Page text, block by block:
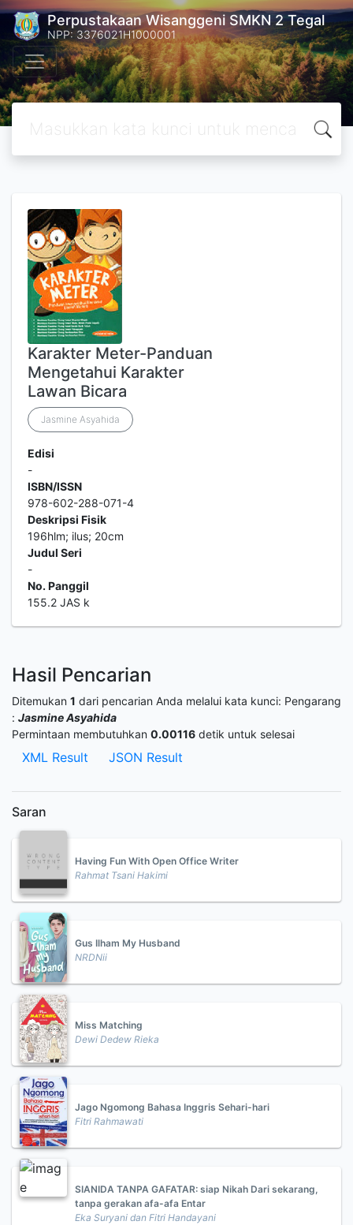
Perpustakaan Wisanggeni SMKN 2 Tegal
NPP: 3376021H1000001
Karakter Meter-Panduan
Mengetahui Karakter
Lawan Bicara
Jasmine Asyahida
Edisi
-
ISBN/ISSN
978-602-288-071-4
Deskripsi Fisik
196hlm; ilus; 20cm
Judul Seri
-
No. Panggil
155.2 JAS k
Hasil Pencarian
Ditemukan 1 dari pencarian Anda melalui kata kunci: Pengarang
: Jasmine Asyahida
Permintaan membutuhkan 0.00116 detik untuk selesai
XML Result JSON Result
Saran
Having Fun With Open Office Writer
Rahmat Tsani Hakimi
Gus Ilham My Husband
NRDNii
Miss Matching
Dewi Dedew Rieka
Jago Ngomong Bahasa Inggris Sehari-hari
Fitri Rahmawati
SIANIDA TANPA GAFATAR: siap Nikah Dari sekarang,
tanpa gerakan afa-afa Entar
Eka Suryani dan Fitri Handayani